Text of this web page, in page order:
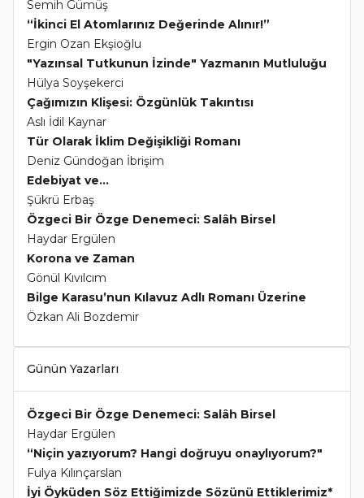
Semih Gümüş
“İkinci El Atomlarınız Değerinde Alınır!”
Ergin Ozan Ekşioğlu
"Yazınsal Tutkunun İzinde" Yazmanın Mutluluğu
Hülya Soyşekerci
Çağımızın Klişesi: Özgünlük Takıntısı
Aslı İdil Kaynar
Tür Olarak İklim Değişikliği Romanı
Deniz Gündoğan İbrişim
Edebiyat ve...
Şükrü Erbaş
Özgeci Bir Özge Denemeci: Salâh Birsel
Haydar Ergülen
Korona ve Zaman
Gönül Kıvılcım
Bilge Karasu’nun Kılavuz Adlı Romanı Üzerine
Özkan Ali Bozdemir
Günün Yazarları
Özgeci Bir Özge Denemeci: Salâh Birsel
Haydar Ergülen
“Niçin yazıyorum? Hangi doğruyu onaylıyorum?"
Fulya Kılınçarslan
İyi Öyküden Söz Ettiğimizde Sözünü Ettiklerimiz*